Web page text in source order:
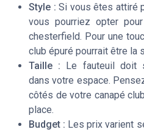
Style : Si vous êtes attiré
vous pourriez opter
chesterfield. Pour une
club épuré pourrait être la
Taille : Le fauteuil doit
dans votre espace.
côtés de votre canapé
place.
Budget : Les prix varient